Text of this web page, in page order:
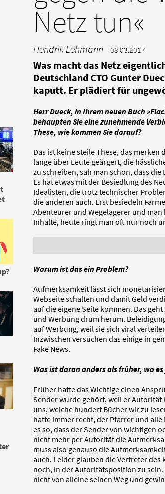
Netz tun«
Hendrik Lehmann 08.03.2017
Was macht das Netz
Deutschland CTO Gunter
kaputt. Er plädiert für
Herr Dueck, in Ihrem neuen Buch
behaupten Sie eine zunehmende
These, wie kommen Sie darauf?
Das ist keine steile These, das
lange über Leute geärgert, die
zu schreiben, sah man schon, dass
Es hat etwas mit der Besiedlung des
Idealisten, die trotz technischer
die anderen auch. Erst besiedeln
Abenteurer und Wegelagerer und
Inhalte, heute ringt man oft nur noch
Warum ist das ein Problem?
Aufmerksamkeit lässt sich
Webseite schalten und damit Geld
auf die eigene Seite kommen. Das
und Werbung drum herum.
auf Werbung, weil sie sich viral
Inzwischen versuchen das einige in
Fake News.
Was ist daran anders als früher, wo
Früher hatte das Wichtige einen
Sender wurde gehört, weil er Autorität
uns, welche hundert Bücher wir zu
hatte immer recht, der Pfarrer und
es so, dass der Sender von wichtigen
nicht mehr per Autorität die
muss also genauso die
auch. Leider glauben die Vertreter
noch, in der Autoritätsposition zu
nicht von alleine seinen Weg und